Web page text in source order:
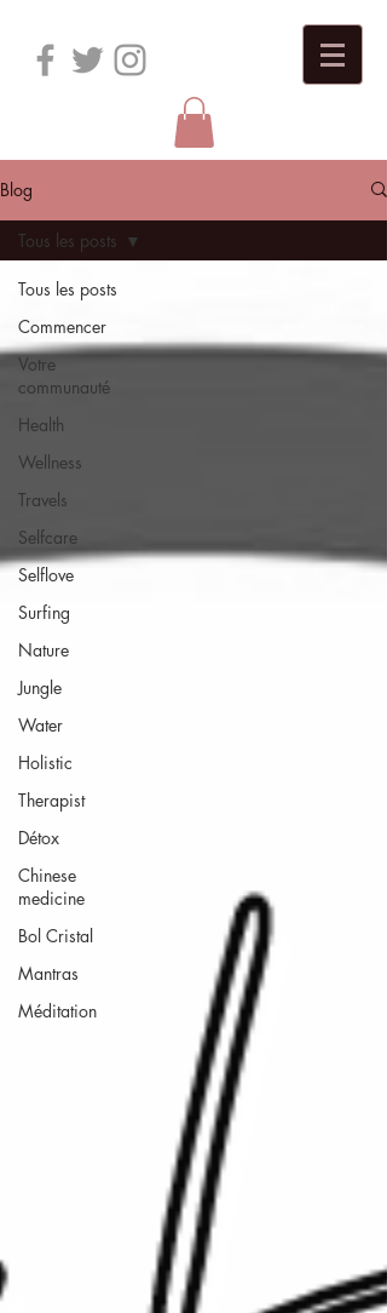
Blog
Tous les posts
Commencer
Votre
communauté
Health
Wellness
Travels
Selfcare
Selflove
Surfing
Nature
Jungle
Water
Holistic
Therapist
Détox
Chinese
medicine
Bol Cristal
Mantras
Méditation
Tous les posts